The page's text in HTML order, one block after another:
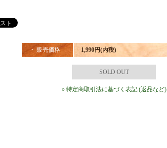
・ 販売価格 1,990円(内税)
SOLD OUT
» 特定商取引法に基づく表記 (返品など)